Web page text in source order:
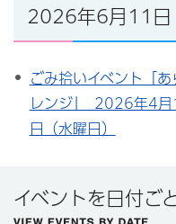
2026年6月11日
ごみ拾いイベント「
レンジ」 2026年4
日（水曜日）
イベントを日付ご